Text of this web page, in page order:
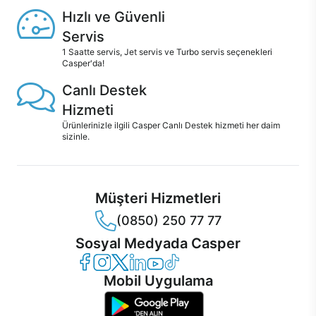
Hızlı ve Güvenli
Servis
1 Saatte servis, Jet servis ve Turbo servis seçenekleri
Casper'da!
Canlı Destek
Hizmeti
Ürünlerinizle ilgili Casper Canlı Destek hizmeti her daim
sizinle.
Müşteri Hizmetleri
(0850) 250 77 77
Sosyal Medyada Casper
Casper Facebook
Casper Instagram
Casper Twitter
Casper LinkedIn
Casper YouTube
Casper TikTok
Mobil Uygulama